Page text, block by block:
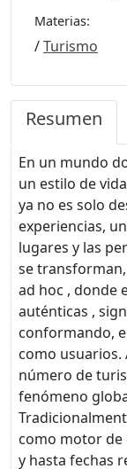
Materias:
/Turismo
Resumen
En un mundo
un estilo de
ya no es solo
experiencias,
lugares y las
se
ad hoc , donde
auténticas ,
conformando,
como usuarios.
número de
fenómeno
como motor de
y hasta fechas